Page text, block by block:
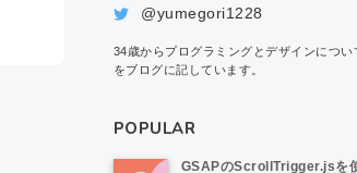
@yumegori1228
34歳からプログラミングとデザインにつ
をブログに記しています。
POPULAR
GSAPのScrollTrigger.jsを